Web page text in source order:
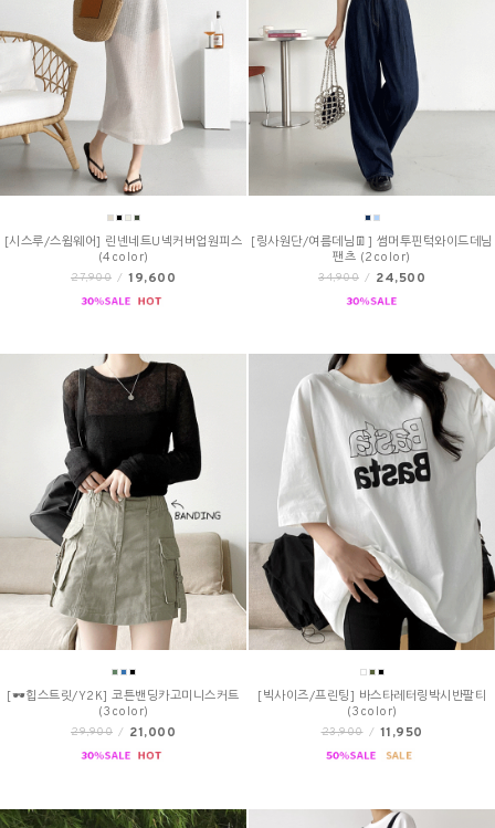
[시스루/스윔웨어] 린넨네트U넥커버업원피스
(4color)
27,900 / 19,600
[링사원단/여름데님👖] 썸머투핀턱와이드데님
팬츠 (2color)
34,900 / 24,500
[🕶️힙스트릿/Y2K] 코튼밴딩카고미니스커트
(3color)
29,900 / 21,000
[빅사이즈/프린팅] 바스타레터링박시반팔티
(3color)
23,900 / 11,950